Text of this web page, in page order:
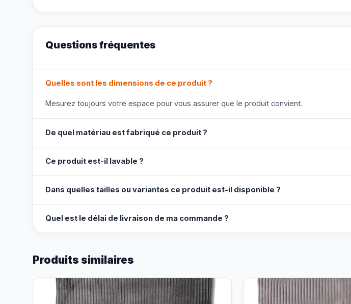
Questions fréquentes
Quelles sont les dimensions de ce produit ?
Mesurez toujours votre espace pour vous assurer que le produit convient.
De quel matériau est fabriqué ce produit ?
Ce produit est-il lavable ?
Dans quelles tailles ou variantes ce produit est-il disponible ?
Quel est le délai de livraison de ma commande ?
Produits similaires